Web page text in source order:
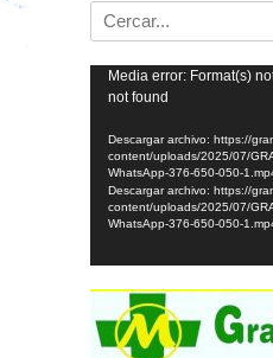
Buscar:
Reproductor
Media error: Format(s)
not found
Descargar archivo: https://
content/uploads/2025/07/
WhatsApp-376-650-050-
Descargar archivo: https://
content/uploads/2025/07/
WhatsApp-376-650-050-